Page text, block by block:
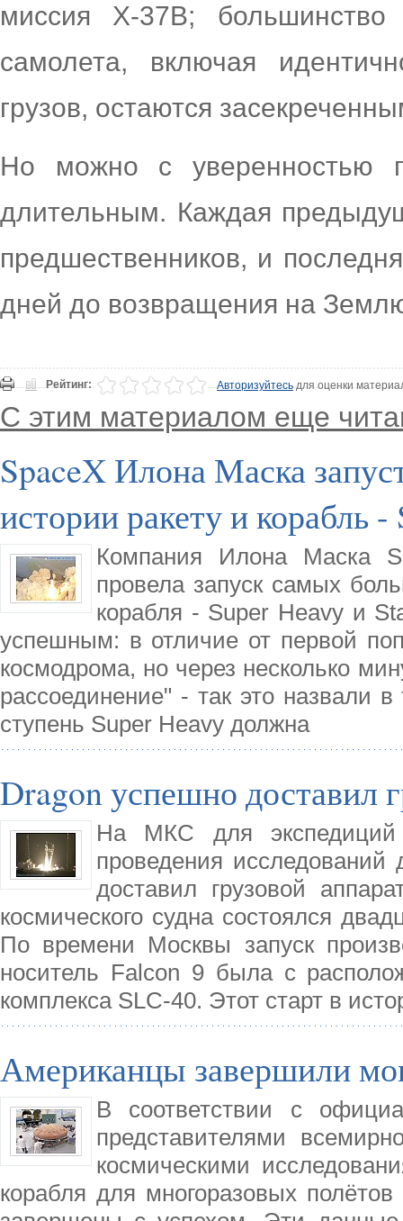
миссия X-37B; большинство
самолета, включая
грузов, остаются
Но можно с уверенностью
длительным. Каждая
предшественников, и
дней до возвращения на
Рейтинг: Авторизуйтесьдля оценки
С этим материалом еще
SpaceX Илона Маска
истории ракету и корабль
Компания Илона Маска
провела запуск самых
корабля - Super Heavy и
успешным: в отличие от первой
космодрома, но через несколько
рассоединение" - так это назвали
ступень Super Heavy должна
Dragon успешно доставил
На МКС для
проведения исследований
доставил грузовой
космического судна состоялся
По времени Москвы запуск
носитель Falcon 9 была с
комплекса SLC-40. Этот старт в
Американцы завершили
В соответствии с
представителями
космическими
корабля для многоразовых